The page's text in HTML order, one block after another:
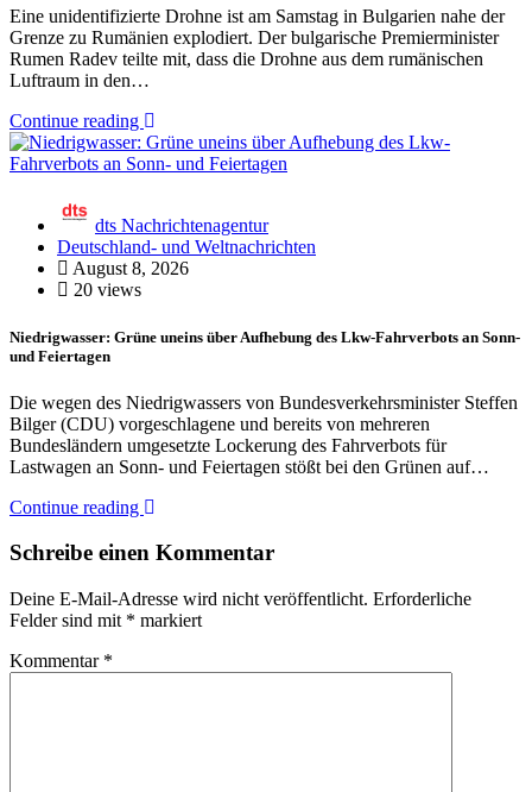
Eine unidentifizierte Drohne ist am Samstag in Bulgarien nahe der
Grenze zu Rumänien explodiert. Der bulgarische Premierminister
Rumen Radev teilte mit, dass die Drohne aus dem rumänischen
Luftraum in den…
Continue reading
dts Nachrichtenagentur
Deutschland- und Weltnachrichten
August 8, 2026
20 views
Niedrigwasser: Grüne uneins über Aufhebung des Lkw-Fahrverbots an Sonn-
und Feiertagen
Die wegen des Niedrigwassers von Bundesverkehrsminister Steffen
Bilger (CDU) vorgeschlagene und bereits von mehreren
Bundesländern umgesetzte Lockerung des Fahrverbots für
Lastwagen an Sonn- und Feiertagen stößt bei den Grünen auf…
Continue reading
Schreibe einen Kommentar
Deine E-Mail-Adresse wird nicht veröffentlicht. Erforderliche
Felder sind mit * markiert
Kommentar *